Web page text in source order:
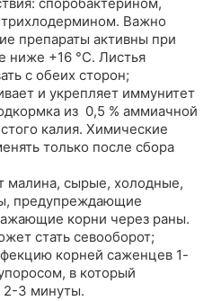
Важно
препараты активны при
ниже +16 °С. Листья
с обеих сторон;
и укрепляет иммунитет
из 0,5 % аммиачной
калия. Химические
только после сбора
малина, сырые, холодные,
предупреждающие
корни через раны.
стать севооборот;
корней саженцев 1-
в который
2-3 минуты.